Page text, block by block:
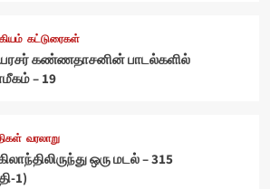
கட்டுரைகள்
கண்ணதாசனின் பாடல்களில்
– 19
வரலாறு
ஒரு மடல் – 315
1)